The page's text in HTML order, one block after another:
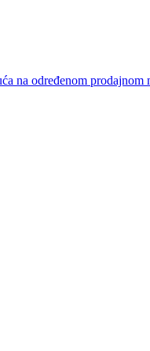
na određenom